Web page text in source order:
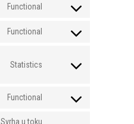
service
Functional
Consent
service
Functional
Consent
service
Statistics
Consent
service
Functional
Consent
Svrha u toku